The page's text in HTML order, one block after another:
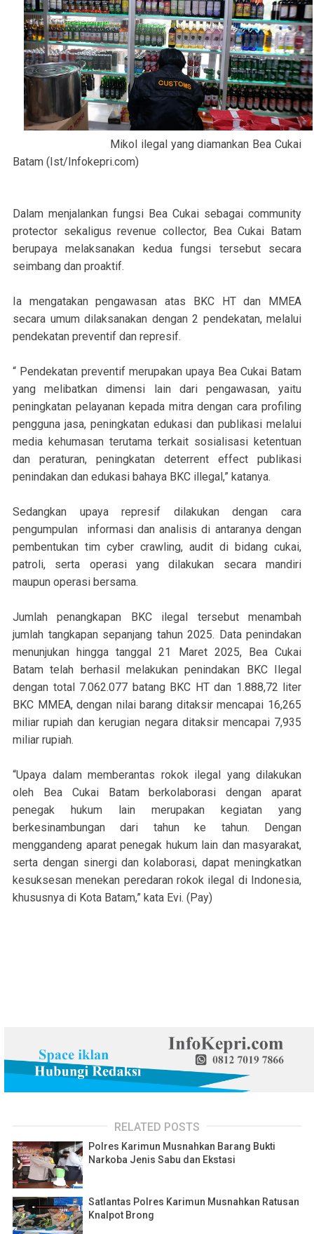
Mikol ilegal yang diamankan Bea Cukai
Batam (Ist/Infokepri.com)
Dalam menjalankan fungsi Bea Cukai sebagai community
protector sekaligus revenue collector, Bea Cukai Batam
berupaya melaksanakan kedua fungsi tersebut secara
seimbang dan proaktif.
Ia mengatakan pengawasan atas BKC HT dan MMEA
secara umum dilaksanakan dengan 2 pendekatan, melalui
pendekatan preventif dan represif.
“ Pendekatan preventif merupakan upaya Bea Cukai Batam
yang melibatkan dimensi lain dari pengawasan, yaitu
peningkatan pelayanan kepada mitra dengan cara profiling
pengguna jasa, peningkatan edukasi dan publikasi melalui
media kehumasan terutama terkait sosialisasi ketentuan
dan peraturan, peningkatan deterrent effect publikasi
penindakan dan edukasi bahaya BKC illegal,” katanya.
Sedangkan upaya represif dilakukan dengan cara
pengumpulan informasi dan analisis di antaranya dengan
pembentukan tim cyber crawling, audit di bidang cukai,
patroli, serta operasi yang dilakukan secara mandiri
maupun operasi bersama.
Jumlah penangkapan BKC ilegal tersebut menambah
jumlah tangkapan sepanjang tahun 2025. Data penindakan
menunjukan hingga tanggal 21 Maret 2025, Bea Cukai
Batam telah berhasil melakukan penindakan BKC Ilegal
dengan total 7.062.077 batang BKC HT dan 1.888,72 liter
BKC MMEA, dengan nilai barang ditaksir mencapai 16,265
miliar rupiah dan kerugian negara ditaksir mencapai 7,935
miliar rupiah.
“Upaya dalam memberantas rokok ilegal yang dilakukan
oleh Bea Cukai Batam berkolaborasi dengan aparat
penegak hukum lain merupakan kegiatan yang
berkesinambungan dari tahun ke tahun. Dengan
menggandeng aparat penegak hukum lain dan masyarakat,
serta dengan sinergi dan kolaborasi, dapat meningkatkan
kesuksesan menekan peredaran rokok ilegal di Indonesia,
khususnya di Kota Batam,” kata Evi. (Pay)
RELATED POSTS
Polres Karimun Musnahkan Barang Bukti
Narkoba Jenis Sabu dan Ekstasi
Satlantas Polres Karimun Musnahkan Ratusan
Knalpot Brong